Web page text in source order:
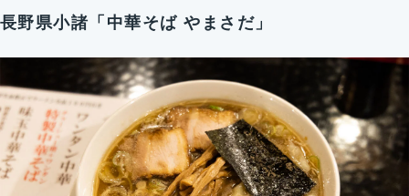
長野県小諸「中華そば やまさだ」